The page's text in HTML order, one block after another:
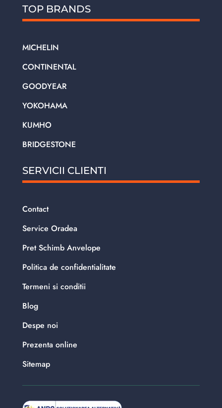
TOP BRANDS
MICHELIN
CONTINENTAL
GOODYEAR
YOKOHAMA
KUMHO
BRIDGESTONE
SERVICII CLIENTI
Contact
Service Oradea
Pret Schimb Anvelope
Politica de confidentialitate
Termeni si conditii
Blog
Despe noi
Prezenta online
Sitemap